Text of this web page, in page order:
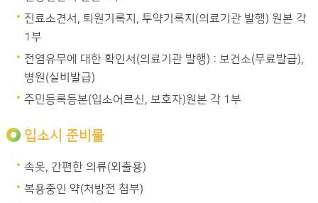
진료소견서, 퇴원기록지, 투약기록지(의료기관 발행) 원본 각
1부
전염유무에 대한 확인서(의료기관 발행) : 보건소(무료발급),
병원(실비발급)
주민등록등본(입소어르신, 보호자)원본 각 1부
입소시 준비물
속옷, 간편한 의류(외출용)
복용중인 약(처방전 첨부)